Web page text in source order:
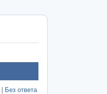
Без ответа